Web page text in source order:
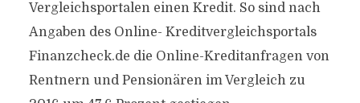
Vergleichsportalen einen Kredit. So sind nach
Angaben des Online- Kreditvergleichsportals
Finanzcheck.de die Online-Kreditanfragen von
Rentnern und Pensionären im Vergleich zu